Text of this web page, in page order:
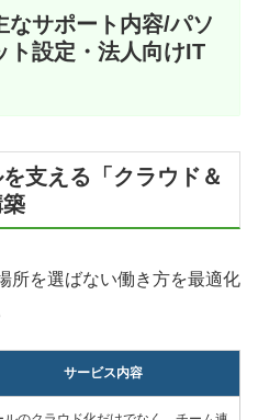
なサポート内容/パソ
ト設定・法人向けIT
支える「クラウド＆
所を選ばない働き方を最適化
サービス内容